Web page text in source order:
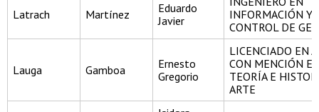
Latrach Martínez
Eduardo
Javier
INFORMACIÓN Y
CONTROL DE
Lauga Gamboa
Ernesto
Gregorio
LICENCIADO EN
CON MENCIÓN
TEORÍA E
ARTE